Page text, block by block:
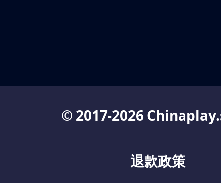
© 2017-2026
退款政策